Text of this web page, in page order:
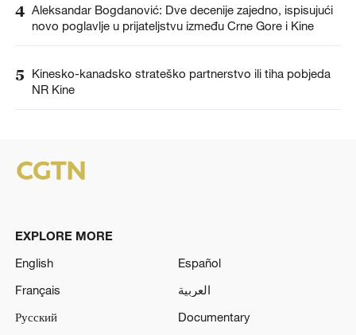
4 Aleksandar Bogdanović: Dve decenije zajedno, ispisujući
novo poglavlje u prijateljstvu između Crne Gore i Kine
5
Kinesko-kanadsko strateško partnerstvo ili tiha pobjeda
NR Kine
EXPLORE MORE
English
Español
Français
العربية
Русский
Documentary